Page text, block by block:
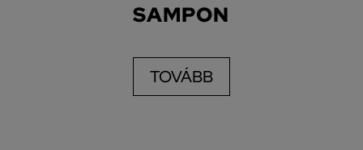
SAMPON
TOVÁBB